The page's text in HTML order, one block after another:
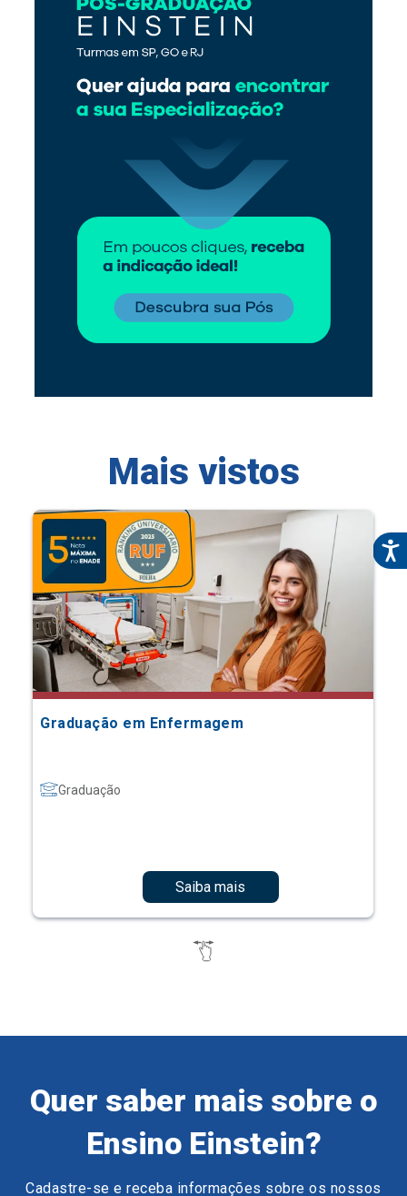
Mais vistos
Graduação em Enfermagem
Graduação
Saiba mais
Quer saber mais sobre o
Ensino Einstein?
Cadastre-se e receba informações sobre os nossos